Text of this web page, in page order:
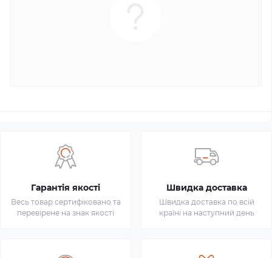
Гарантія якості
Весь товар сертифіковано та
перевірене на знак якості
Швидка доставка
Швидка доставка по всій
країні на наступний день